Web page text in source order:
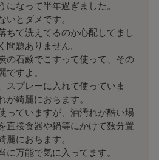
になって半年過ぎました。
いとダメです。
ちて洗えてるのか心配してまし
問題ありません。
の石鹸でこすって使って、その
ですよ。
スプレーに入れて使っていま
が綺麗におちます。
っていますが、油汚れが酷い場
直接食器や鍋等にかけて数分置
麗におちます。
に万能で気に入ってます。